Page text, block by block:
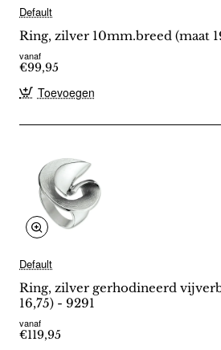
Default
Ring, zilver 10mm.breed (maat
vanaf
€99,95
Toevoegen
Default
Ring, zilver gerhodineerd vijverblad 24mm.
16,75) - 9291
vanaf
€119,95